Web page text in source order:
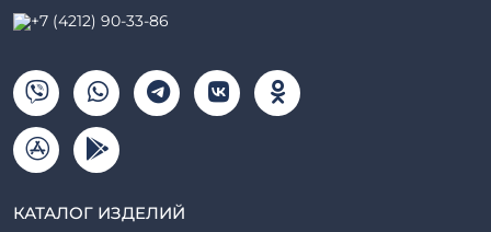
+7 (4212) 90-33-86
КАТАЛОГ ИЗДЕЛИЙ